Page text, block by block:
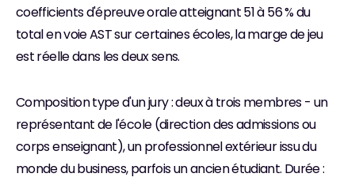
coefficients d'épreuve orale atteignant 51 à 56 % du
total en voie AST sur certaines écoles, la marge de jeu
est réelle dans les deux sens.
Composition type d'un jury : deux à trois membres - un
représentant de l'école (direction des admissions ou
corps enseignant), un professionnel extérieur issu du
monde du business, parfois un ancien étudiant. Durée :